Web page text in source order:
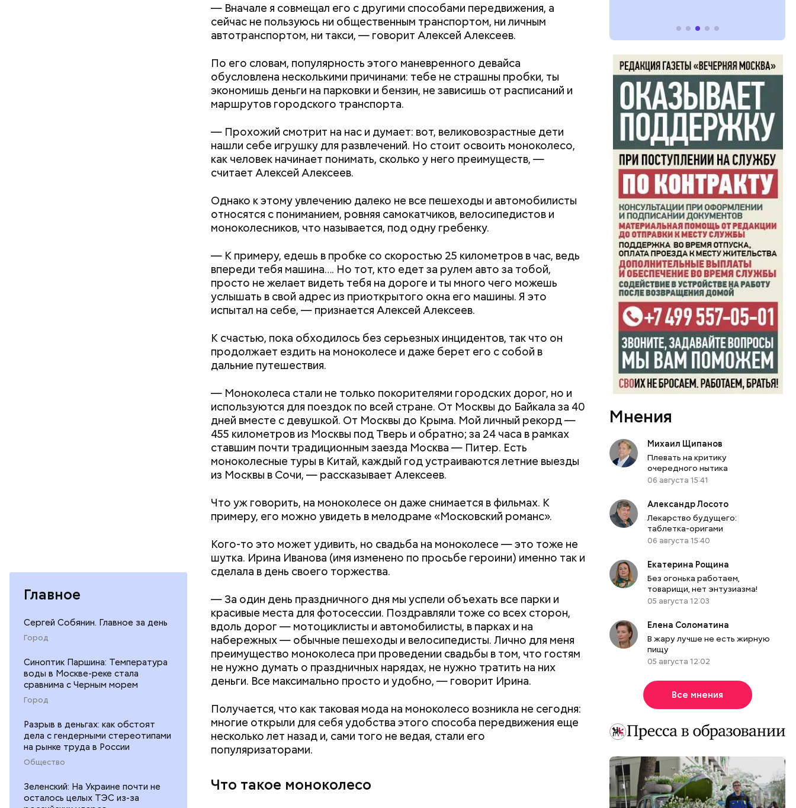
Главное
Сергей Собянин. Главное за день
Город
Синоптик Паршина: Температура
воды в Москве-реке стала
сравнима с Черным морем
Город
Разрыв в деньгах: как обстоят
дела с гендерными стереотипами
на рынке труда в России
Общество
Зеленский: На Украине почти не
осталось целых ТЭС из-за
— Вначале я совмещал его с другими способами передвижения, а
сейчас не пользуюсь ни общественным транспортом, ни личным
автотранспортом, ни такси, — говорит Алексей Алексеев.
По его словам, популярность этого маневренного девайса
обусловлена несколькими причинами: тебе не страшны пробки, ты
экономишь деньги на парковки и бензин, не зависишь от расписаний и
маршрутов городского транспорта.
— Прохожий смотрит на нас и думает: вот, великовозрастные дети
нашли себе игрушку для развлечений. Но стоит освоить моноколесо,
как человек начинает понимать, сколько у него преимуществ, —
считает Алексей Алексеев.
Однако к этому увлечению далеко не все пешеходы и автомобилисты
относятся с пониманием, ровняя самокатчиков, велосипедистов и
моноколесников, что называется, под одну гребенку.
— К примеру, едешь в пробке со скоростью 25 километров в час, ведь
впереди тебя машина…. Но тот, кто едет за рулем авто за тобой,
просто не желает видеть тебя на дороге и ты много чего можешь
услышать в свой адрес из приоткрытого окна его машины. Я это
испытал на себе, — признается Алексей Алексеев.
К счастью, пока обходилось без серьезных инцидентов, так что он
продолжает ездить на моноколесе и даже берет его с собой в
дальние путешествия.
— Моноколеса стали не только покорителями городских дорог, но и
используются для поездок по всей стране. От Москвы до Байкала за 40
дней вместе с девушкой. От Москвы до Крыма. Мой личный рекорд —
455 километров из Москвы под Тверь и обратно; за 24 часа в рамках
ставшим почти традиционным заезда Москва — Питер. Есть
моноколесные туры в Китай, каждый год устраиваются летние выезды
из Москвы в Сочи, — рассказывает Алексеев.
Что уж говорить, на моноколесе он даже снимается в фильмах. К
примеру, его можно увидеть в мелодраме «Московский романс».
Кого-то это может удивить, но свадьба на моноколесе — это тоже не
шутка. Ирина Иванова (имя изменено по просьбе героини) именно так и
сделала в день своего торжества.
— За один день праздничного дня мы успели объехать все парки и
красивые места для фотосессии. Поздравляли тоже со всех сторон,
вдоль дорог — мотоциклисты и автомобилисты, в парках и на
набережных — обычные пешеходы и велосипедисты. Лично для меня
преимущество моноколеса при проведении свадьбы в том, что гостям
не нужно думать о праздничных нарядах, не нужно тратить на них
деньги. Все максимально просто и удобно, — говорит Ирина.
Получается, что как таковая мода на моноколесо возникла не сегодня:
многие открыли для себя удобства этого способа передвижения еще
несколько лет назад и, сами того не ведая, стали его
популяризаторами.
Что такое моноколесо
День «Счастье случается»
День «Счастье случается» был инициирован Тайным обществом
кроется в мелочах. Отпраздновать этот день можно, поделившись с
другими людьми счастливыми моментами из своей жизни.
документы
Мнения
Михаил Щипанов
Плевать на критику
очередного нытика
06 августа 15:41
Александр Лосото
Лекарство будущего:
таблетка-оригами
06 августа 15:40
Екатерина Рощина
Без огонька работаем,
товарищи, нет энтузиазма!
05 августа 12:03
Елена Соломатина
В жару лучше не есть жирную
пищу
05 августа 12:02
Все мнения